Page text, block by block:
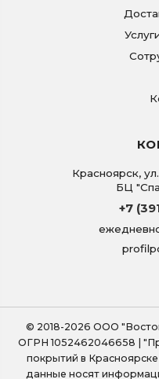
Красноярск,
БЦ
+7
© 2018-2026 ООО
ОГРН 1052462046658 |
покрытий в
данные носят